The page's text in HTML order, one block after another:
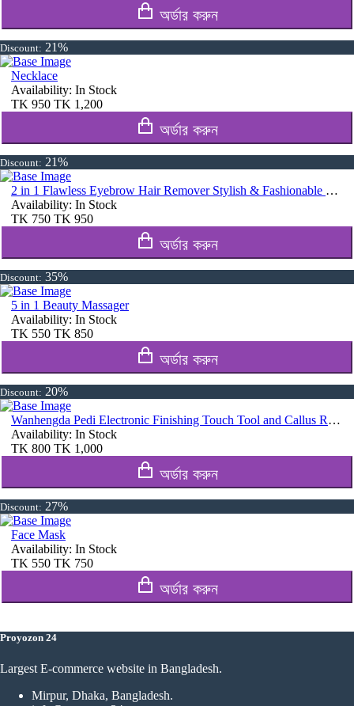
অর্ডার করুন
Discount: 21%
Necklace
Availability: In Stock
TK 950 TK 1,200
অর্ডার করুন
Discount: 21%
2 in 1 Flawless Eyebrow Hair Remover Stylish & Fashionable Rechargeable Facial Hair Trimmer for Women Painless
Availability: In Stock
TK 750 TK 950
অর্ডার করুন
Discount: 35%
5 in 1 Beauty Massager
Availability: In Stock
TK 550 TK 850
অর্ডার করুন
Discount: 20%
Wanhengda Pedi Electronic Finishing Touch Tool and Callus Remover
Availability: In Stock
TK 800 TK 1,000
অর্ডার করুন
Discount: 27%
Face Mask
Availability: In Stock
TK 550 TK 750
অর্ডার করুন
Proyozon 24
Largest E-commerce website in Bangladesh.
Mirpur, Dhaka, Bangladesh.